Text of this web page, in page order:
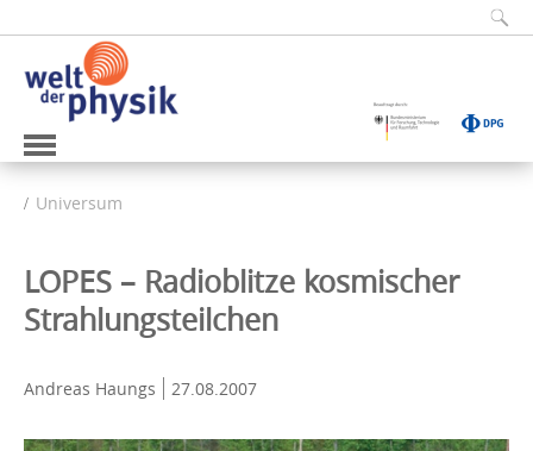
Universum
LOPES – Radioblitze kosmischer
Strahlungsteilchen
Andreas Haungs 27.08.2007